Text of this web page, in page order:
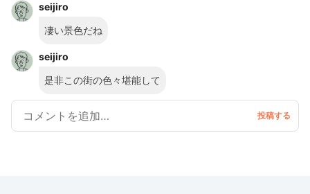
seijiro
凄い景色だね
seijiro
是非この街の色々堪能して